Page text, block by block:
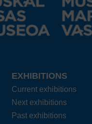
EXHIBITIONS
Current exhibitions
Next exhibitions
Past exhibitions